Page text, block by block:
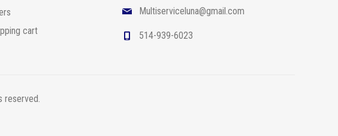
cart
Multiserviceluna@gmail.com
514-939-6023